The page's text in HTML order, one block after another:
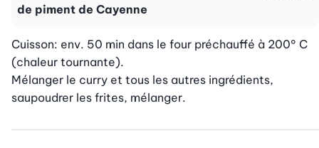
de piment de Cayenne
Cuisson: env. 50 min dans le four préchauffé à 200° C
(chaleur tournante).
Mélanger le curry et tous les autres ingrédients,
saupoudrer les frites, mélanger.